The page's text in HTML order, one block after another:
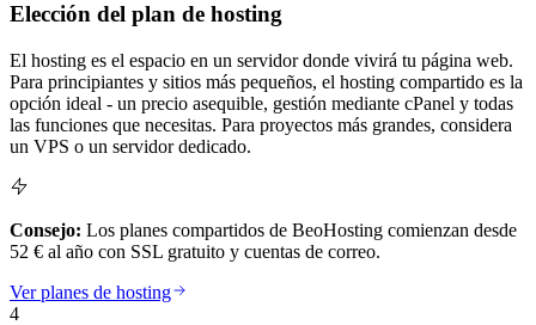
Elección del plan de hosting
El hosting es el espacio en un servidor donde vivirá tu página web.
Para principiantes y sitios más pequeños, el hosting compartido es la
opción ideal - un precio asequible, gestión mediante cPanel y todas
las funciones que necesitas. Para proyectos más grandes, considera
un VPS o un servidor dedicado.
Consejo: Los planes compartidos de BeoHosting comienzan desde
52 € al año con SSL gratuito y cuentas de correo.
Ver planes de hosting
4